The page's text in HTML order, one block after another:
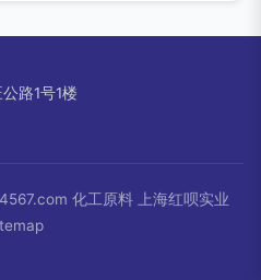
路1号1楼
化工原料
上海红呗实业